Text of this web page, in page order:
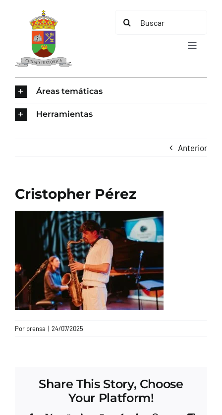
contenido
Buscar:
Toggle
CONTACTO
Áreas temáticas
Herramientas
Anterior
Cristopher Pérez
Por prensa | 24/07/2025
Share This Story, Choose
Your Platform!